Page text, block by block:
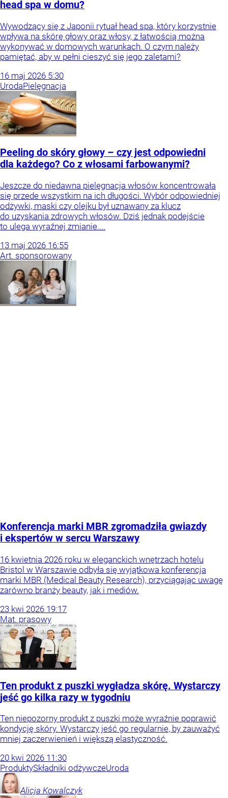
head spa w domu?
Wywodzący się z Japonii rytuał head spa, który korzystnie
wpływa na skórę głowy oraz włosy, z łatwością można
wykonywać w domowych warunkach. O czym należy
pamiętać, aby w pełni cieszyć się jego zaletami?
16 maj 2026 5:30
UrodaPielęgnacja
Peeling do skóry głowy – czy jest odpowiedni
dla każdego? Co z włosami farbowanymi?
Jeszcze do niedawna pielęgnacja włosów koncentrowała
się przede wszystkim na ich długości. Wybór odpowiedniej
odżywki, maski czy olejku był uznawany za klucz
do uzyskania zdrowych włosów. Dziś jednak podejście
to ulega wyraźnej zmianie....
13 maj 2026 16:55
Art. sponsorowany
Konferencja marki MBR zgromadziła gwiazdy
i ekspertów w sercu Warszawy
16 kwietnia 2026 roku w eleganckich wnętrzach hotelu
Bristol w Warszawie odbyła się wyjątkowa konferencja
marki MBR (Medical Beauty Research), przyciągając uwagę
zarówno branży beauty, jak i mediów.
23 kwi 2026 19:17
Mat. prasowy
Ten produkt z puszki wygładza skórę. Wystarczy
jeść go kilka razy w tygodniu
Ten niepozorny produkt z puszki może wyraźnie poprawić
kondycję skóry. Wystarczy jeść go regularnie, by zauważyć
mniej zaczerwienień i większą elastyczność.
20 kwi 2026 11:30
ProduktySkładniki odżywczeUroda
Alicja Kowalczyk